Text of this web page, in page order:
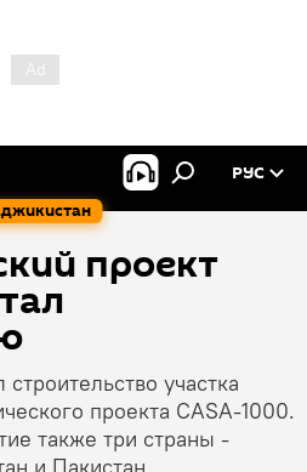
РУС
проект
участка
проекта CASA-1000.
также три страны -